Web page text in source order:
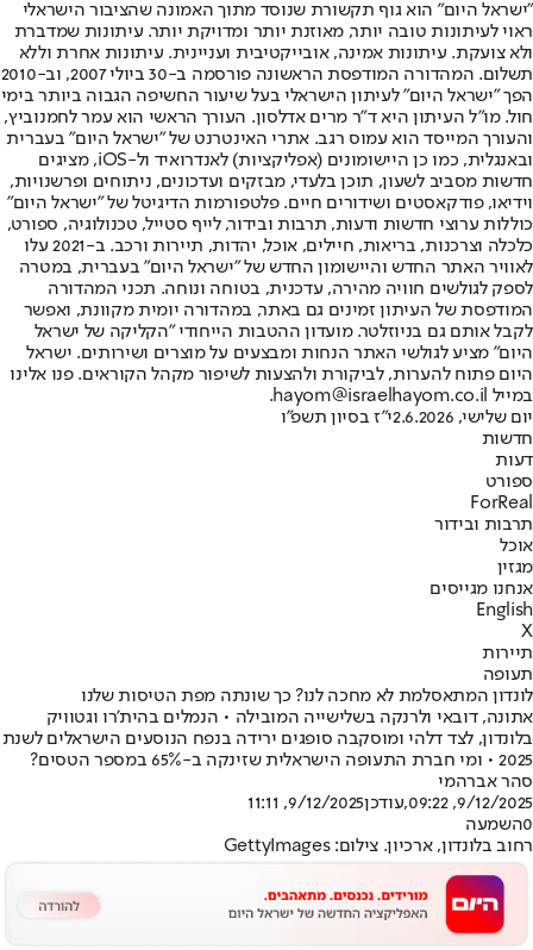
"ישראל היום" הוא גוף תקשורת שנוסד מתוך האמונה שהציבור הישראלי
ראוי לעיתונות טובה יותר, מאוזנת יותר ומדויקת יותר. עיתונות שמדברת
ולא צועקת. עיתונות אמינה, אובייקטיבית ועניינית. עיתונות אחרת וללא
תשלום. המהדורה המודפסת הראשונה פורסמה ב-30 ביולי 2007, וב-2010
הפך "ישראל היום" לעיתון הישראלי בעל שיעור החשיפה הגבוה ביותר בימי
חול. מו"ל העיתון היא ד"ר מרים אדלסון. העורך הראשי הוא עמר לחמנוביץ,
והעורך המייסד הוא עמוס רגב. אתרי האינטרנט של "ישראל היום" בעברית
ובאנגלית, כמו כן היישומונים (אפליקציות) לאנדרואיד ול-iOS, מציגים
חדשות מסביב לשעון, תוכן בלעדי, מבזקים ועדכונים, ניתוחים ופרשנויות,
וידיאו, פודקאסטים ושידורים חיים. פלטפורמות הדיגיטל של "ישראל היום"
כוללות ערוצי חדשות ודעות, תרבות ובידור, לייף סטייל, טכנולוגיה, ספורט,
כלכלה וצרכנות, בריאות, חיילים, אוכל, יהדות, תיירות ורכב. ב-2021 עלו
לאוויר האתר החדש והיישומון החדש של "ישראל היום" בעברית, במטרה
לספק לגולשים חוויה מהירה, עדכנית, בטוחה ונוחה. תכני המהדורה
המודפסת של העיתון זמינים גם באתר, במהדורה יומית מקוונת, ואפשר
לקבל אותם גם בניוזלטר. מועדון ההטבות הייחודי "הקליקה של ישראל
היום" מציע לגולשי האתר הנחות ומבצעים על מוצרים ושירותים. ישראל
היום פתוח להערות, לביקורת ולהצעות לשיפור מקהל הקוראים. פנו אלינו
במייל hayom@israelhayom.co.il.
יום שלישי, 2.6.2026
י"ז בסיון תשפ"ו
חדשות
דעות
ספורט
ForReal
תרבות ובידור
אוכל
מגזין
אנחנו מגייסים
English
X
תיירות
תעופה
לונדון המתאסלמת לא מחכה לנו? כך שונתה מפת הטיסות שלנו
אתונה, דובאי ולרנקה בשלישייה המובילה • הנמלים בהית'רו וגטוויק
בלונדון, לצד דלהי ומוסקבה סופגים ירידה בנפח הנוסעים הישראלים לשנת
2025 • ומי חברת התעופה הישראלית שזינקה ב-65% במספר הטסים?
סהר אברהמי
9/12/2025, 09:22
,עודכן9/12/2025, 11:11
0השמעה
רחוב בלונדון, ארכיון. צילום: GettyImages